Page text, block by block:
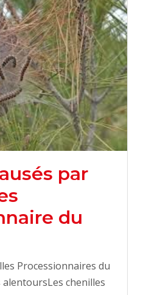
par
du
Processionnaires du
chenilles